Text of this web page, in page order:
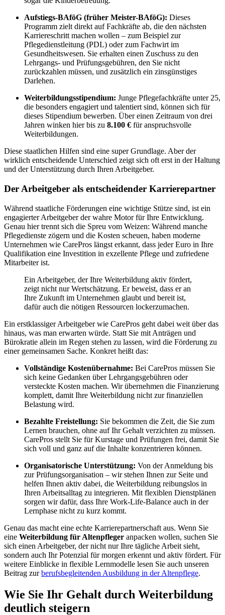
Aufstiegs-BAföG (früher Meister-BAföG): Dieses
Programm zielt direkt auf Fachkräfte ab, die den nächsten
Karriereschritt machen wollen – zum Beispiel zur
Pflegedienstleitung (PDL) oder zum Fachwirt im
Gesundheitswesen. Sie erhalten einen Zuschuss zu den
Lehrgangs- und Prüfungsgebühren, den Sie nicht
zurückzahlen müssen, und zusätzlich ein zinsgünstiges
Darlehen.
Weiterbildungsstipendium: Junge Pflegefachkräfte unter 25,
die besonders engagiert und talentiert sind, können sich für
dieses Stipendium bewerben. Über einen Zeitraum von drei
Jahren winken hier bis zu 8.100 € für anspruchsvolle
Weiterbildungen.
Diese staatlichen Hilfen sind eine super Grundlage. Aber der
wirklich entscheidende Unterschied zeigt sich oft erst in der Haltung
und der Unterstützung durch Ihren Arbeitgeber.
Der Arbeitgeber als entscheidender Karrierepartner
Während staatliche Förderungen eine wichtige Stütze sind, ist ein
engagierter Arbeitgeber der wahre Motor für Ihre Entwicklung.
Genau hier trennt sich die Spreu vom Weizen: Während manche
Pflegedienste zögern und die Kosten scheuen, haben moderne
Unternehmen wie CarePros längst erkannt, dass jeder Euro in Ihre
Qualifikation eine Investition in exzellente Pflege und zufriedene
Mitarbeiter ist.
Ein Arbeitgeber, der Ihre Weiterbildung aktiv fördert,
zeigt nicht nur Wertschätzung. Er beweist, dass er an
Ihre Zukunft im Unternehmen glaubt und bereit ist,
dafür auch die nötigen Ressourcen lockerzumachen.
Ein erstklassiger Arbeitgeber wie CarePros geht dabei weit über das
hinaus, was man erwarten würde. Statt Sie mit Anträgen und
Bürokratie allein im Regen stehen zu lassen, wird die Förderung zu
einer gemeinsamen Sache. Konkret heißt das:
Vollständige Kostenübernahme: Bei CarePros müssen Sie
sich keine Gedanken über Lehrgangsgebühren oder
versteckte Kosten machen. Wir übernehmen die Finanzierung
komplett, damit Ihre Weiterbildung nicht zur finanziellen
Belastung wird.
Bezahlte Freistellung: Sie bekommen die Zeit, die Sie zum
Lernen brauchen, ohne auf Ihr Gehalt verzichten zu müssen.
CarePros stellt Sie für Kurstage und Prüfungen frei, damit Sie
sich voll und ganz auf die Inhalte konzentrieren können.
Organisatorische Unterstützung: Von der Anmeldung bis
zur Prüfungsorganisation – wir stehen Ihnen zur Seite und
helfen Ihnen aktiv dabei, die Weiterbildung reibungslos in
Ihren Arbeitsalltag zu integrieren. Mit flexiblen Dienstplänen
sorgen wir dafür, dass Ihre Work-Life-Balance auch in der
Lernphase nicht zu kurz kommt.
Genau das macht eine echte Karrierepartnerschaft aus. Wenn Sie
eine Weiterbildung für Altenpfleger anpacken wollen, suchen Sie
sich einen Arbeitgeber, der nicht nur Ihre tägliche Arbeit sieht,
sondern auch Ihr Potenzial für morgen erkennt und aktiv fördert. Für
weitere Einblicke in flexible Lernmodelle lesen Sie auch unseren
Beitrag zurberufsbegleitenden Ausbildung in der Altenpflege.
Wie Sie Ihr Gehalt durch Weiterbildung
deutlich steigern